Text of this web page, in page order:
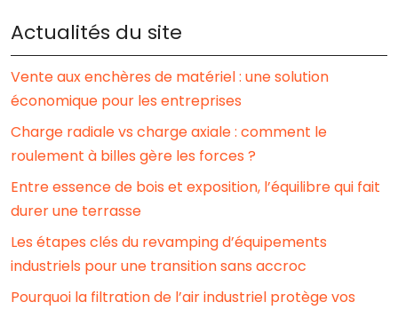
Actualités du site
Vente aux enchères de matériel : une solution
économique pour les entreprises
Charge radiale vs charge axiale : comment le
roulement à billes gère les forces ?
Entre essence de bois et exposition, l’équilibre qui fait
durer une terrasse
Les étapes clés du revamping d’équipements
industriels pour une transition sans accroc
Pourquoi la filtration de l’air industriel protège vos